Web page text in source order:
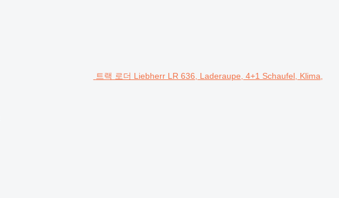
트랙 로더 Liebherr LR 636, Laderaupe, 4+1 Schaufel, Klima,